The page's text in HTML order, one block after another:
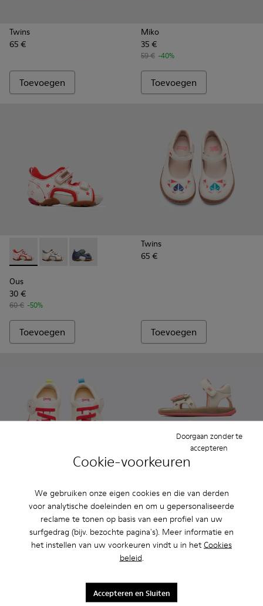
Cookie-voorkeuren
We gebruiken onze eigen cookies en die van derden
voor analytische doeleinden en om u gepersonaliseerde
reclame te tonen op basis van een profiel van uw
surfgedrag (bijv. bezochte pagina's). Meer informatie en
het instellen van uw voorkeuren vindt u in het Cookies
beleid.
Doorgaan zonder te
accepteren
Accepteren en Sluiten
Twins
65 €
Toevoegen
Miko
35 €
59 € -40%
Toevoegen
Ous - 80530-036 - Beige
Ous - 80530-031Ous - 80530-030
Ous
30 €
60 € -50%
Toevoegen
Twins
65 €
Toevoegen
Toevoegen
Twins
45 €
75 € -40%
Toevoegen